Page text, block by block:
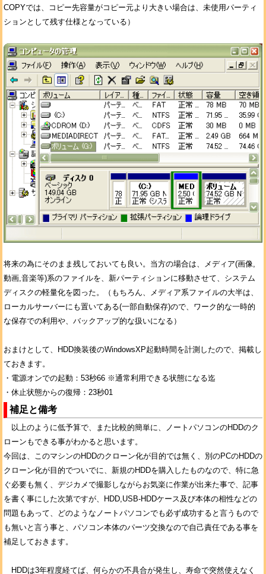
COPYでは、コピー先容量がコピー元より大きい場合は、未使用パーティ
ションとして残す仕様となっている）
将来の為にそのまま残しておいても良い。当方の場合は、メディア(画像,
動画,音楽等)系のファイルを、新パーティションに移動させて、システム
ディスクの軽量化を図った。（もちろん、メディア系ファイルの大半は、
ローカルサーバーにも置いてある(一部自動保存)ので、ワーク的な一時的
な保存での利用や、バックアップ的な扱いになる）
おまけとして、HDD換装後のWindowsXP起動時間を計測したので、掲載し
ておきます。
・電源オンでの起動：53秒66 ※通常利用できる状態になる迄
・休止状態からの復帰：23秒01
補足と備考
以上のように低予算で、また比較的簡単に、ノートパソコンのHDDのク
ローンもできる事がわかると思います。
今回は、このマシンのHDDのクローン化が目的では無く、別のPCのHDDの
クローン化が目的でついでに、新規のHDDを購入したものなので、特に急
ぐ必要も無く、デジカメで撮影しながらお気楽に作業が出来た事で、記事
を書く事にした次第ですが、HDD,USB-HDDケース及び本体の相性などの
問題もあって、どのようなノートパソコンでも必ず成功すると言うもので
も無いと言う事と、パソコン本体のパーツ交換なので自己責任である事を
補足しておきます。
HDDは3年程度経てば、何らかの不具合が発生し、寿命で突然使えなく